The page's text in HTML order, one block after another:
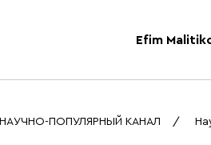
Efim
НАУЧНО-ПОПУЛЯРНЫЙ КАНАЛ